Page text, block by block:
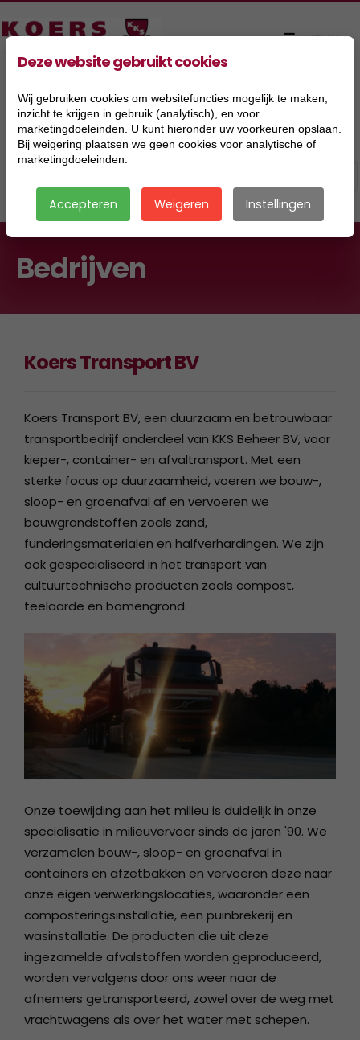
Bedrijven
Koers Transport BV
Koers Transport BV, een duurzaam en betrouwbaar
transportbedrijf onderdeel van KKS Beheer BV, voor
kieper-, container- en afvaltransport. Met een
sterke focus op duurzaamheid, voeren we bouw-,
sloop- en groenafval af en vervoeren we
bouwgrondstoffen zoals zand,
funderingsmaterialen en halfverhardingen. We zijn
ook gespecialiseerd in het transport van
cultuurtechnische producten zoals compost,
teelaarde en bomengrond.
Onze toewijding aan het milieu is duidelijk in onze
specialisatie in milieuvervoer sinds de jaren '90. We
verzamelen bouw-, sloop- en groenafval in
containers en afzetbakken en vervoeren deze naar
onze eigen verwerkingslocaties, waaronder een
composteringsinstallatie, een puinbrekerij en
wasinstallatie. De producten die uit deze
ingezamelde afvalstoffen worden geproduceerd,
worden vervolgens door ons weer naar de
afnemers getransporteerd, zowel over de weg met
vrachtwagens als over het water met schepen.
Deze website gebruikt cookies
Wij gebruiken cookies om websitefuncties mogelijk te maken,
inzicht te krijgen in gebruik (analytisch), en voor
marketingdoeleinden. U kunt hieronder uw voorkeuren opslaan.
Bij weigering plaatsen we geen cookies voor analytische of
marketingdoeleinden.
Accepteren Weigeren Instellingen